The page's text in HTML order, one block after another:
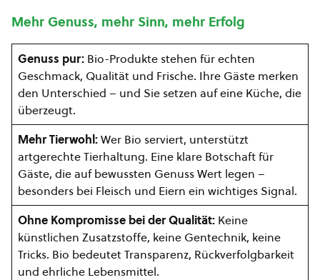
Mehr Genuss, mehr Sinn, mehr Erfolg
Genuss pur: Bio-Produkte stehen für echten
Geschmack, Qualität und Frische. Ihre Gäste merken
den Unterschied – und Sie setzen auf eine Küche, die
überzeugt.
Mehr Tierwohl:Wer Bio serviert, unterstützt
artgerechte Tierhaltung. Eine klare Botschaft für
Gäste, die auf bewussten Genuss Wert legen –
besonders bei Fleisch und Eiern ein wichtiges Signal.
Ohne Kompromisse bei der Qualität: Keine
künstlichen Zusatzstoffe, keine Gentechnik, keine
Tricks. Bio bedeutet Transparenz, Rückverfolgbarkeit
und ehrliche Lebensmittel.